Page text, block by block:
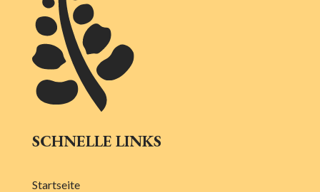
SCHNELLE LINKS
Startseite